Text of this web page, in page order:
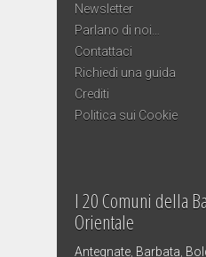
Newsletter
Parlano di noi…
Contattaci
Richiedi una guida
Crediti
Politica sui Cookie
I 20 Comuni della
Orientale
Antegnate Barbata